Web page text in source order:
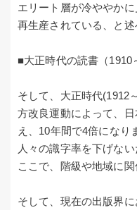
エリート層が冷ややか
再生産されている、と述
■大正時代の読書（1910
そして、大正時代(1912
方改良運動によって、
え、10年間で4倍になり
人々の識字率を下げな
ここで、階級や地域に
そして、現在の出版界